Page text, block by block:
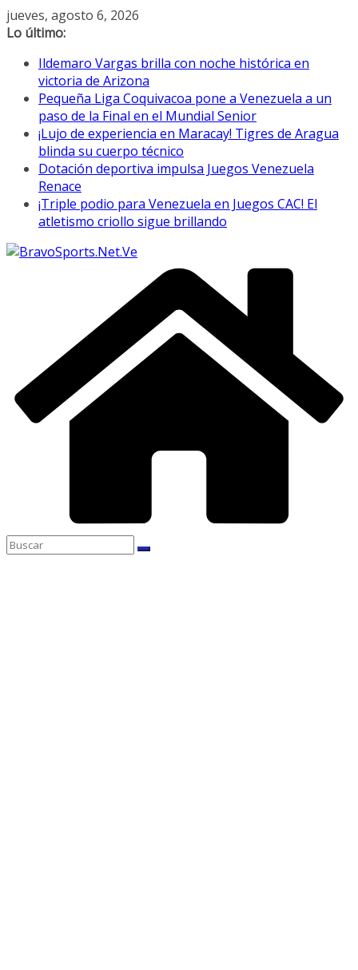
Saltar
al
jueves, agosto 6, 2026
Lo último:
Ildemaro Vargas brilla con noche histórica en
victoria de Arizona
Pequeña Liga Coquivacoa pone a Venezuela a un
paso de la Final en el Mundial Senior
¡Lujo de experiencia en Maracay! Tigres de Aragua
blinda su cuerpo técnico
Dotación deportiva impulsa Juegos Venezuela
Renace
¡Triple podio para Venezuela en Juegos CAC! El
atletismo criollo sigue brillando